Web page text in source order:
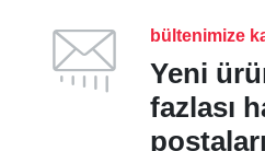
bültenimize
Yeni
fazlası